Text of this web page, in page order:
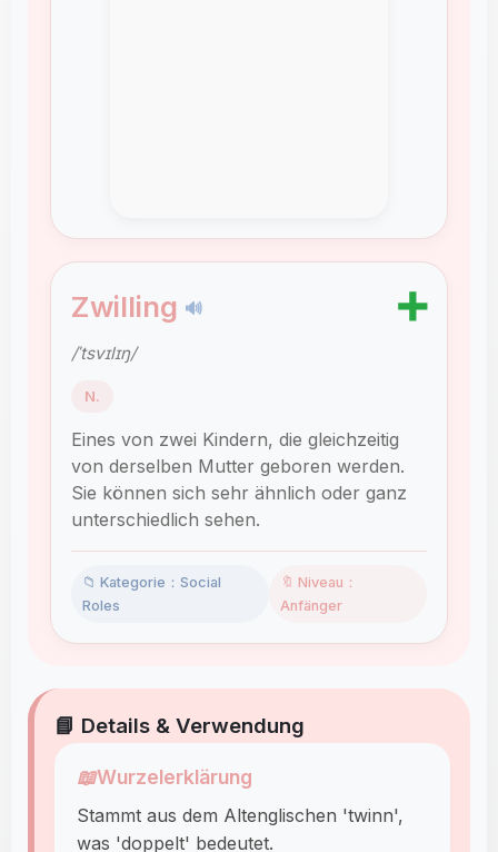
Zwilling 🔊 ➕
/ˈtsvɪlɪŋ/
N.
Eines von zwei Kindern, die gleichzeitig
von derselben Mutter geboren werden.
Sie können sich sehr ähnlich oder ganz
unterschiedlich sehen.
📁 Kategorie：Social
Roles
🔖 Niveau：
Anfänger
📘 Details & Verwendung
📖Wurzelerklärung
Stammt aus dem Altenglischen 'twinn',
was 'doppelt' bedeutet.